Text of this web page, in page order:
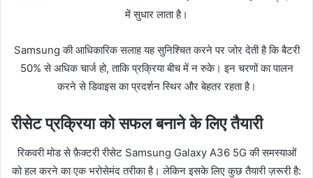
में सुधार लाता है।
Samsung की आधिकारिक सलाह यह सुनिश्चित करने पर जोर देती है कि बैटरी
50% से अधिक चार्ज हो, ताकि प्रक्रिया बीच में न रुके। इन चरणों का पालन
करने से डिवाइस का प्रदर्शन स्थिर और बेहतर रहता है।
रीसेट प्रक्रिया को सफल बनाने के लिए तैयारी
रिकवरी मोड से फ़ैक्टरी रीसेट Samsung Galaxy A36 5G की समस्याओं
को हल करने का एक भरोसेमंद तरीका है। लेकिन इसके लिए कुछ तैयारी ज़रूरी है: